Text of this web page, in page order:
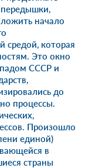
передышки,
начало
средой, которая
Это окно
СССР и
до
процессы.
Произошло
единой)
в
страны